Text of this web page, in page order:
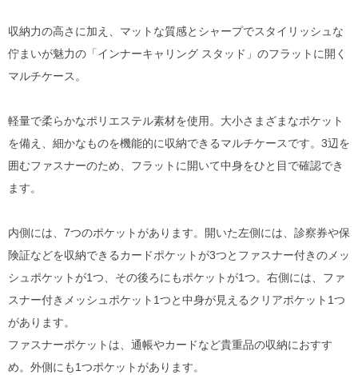
収納力の高さに加え、マットな質感とシャープでスタイリッシュな
佇まいが魅力の「インナーキャリング スタッド」のフラットに開く
マルチケース。
軽量で柔らかなポリエステル素材を使用。大小さまざまなポケット
を備え、細かなものを機能的に収納できるマルチケースです。3辺を
囲むファスナーのため、フラットに開いて中身をひと目で確認でき
ます。
内側には、7つのポケットがあります。開いた左側には、診察券や保
険証などを収納できるカードポケットが3つとファスナー付きのメッ
シュポケットが1つ、その後ろにもポケットが1つ。右側には、ファ
スナー付きメッシュポケット1つと中身が見えるクリアポケット1つ
があります。
ファスナーポケットは、通帳やカードなど貴重品の収納におすす
め。外側にも1つポケットがあります。